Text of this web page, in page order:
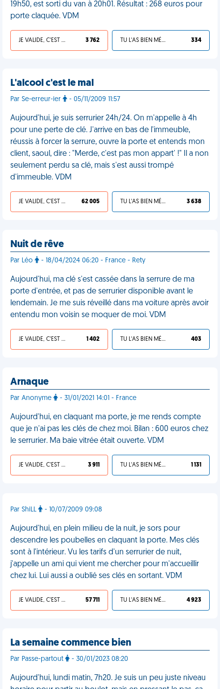
19h50, est sorti du van à 20h01. Résultat : 268 euros pour
porte claquée. VDM
JE VALIDE, C'EST UNE VDM 3 762 TU L'AS BIEN MÉRITÉ 334
L'alcool c'est le mal
Par Se-erreur-ier - 05/11/2009 11:57
Aujourd'hui, je suis serrurier 24h/24. On m'appelle à 4h
pour une perte de clé. J'arrive en bas de l'immeuble,
réussis à forcer la serrure, ouvre la porte et entends mon
client, saoul, dire : "Merde, c'est pas mon appart' !" Il a non
seulement perdu sa clé, mais s'est aussi trompé
d'immeuble. VDM
JE VALIDE, C'EST UNE VDM 62 005 TU L'AS BIEN MÉRITÉ 3 638
Nuit de rêve
Par Léo - 18/04/2024 06:20 - France - Rety
Aujourd'hui, ma clé s'est cassée dans la serrure de ma
porte d'entrée, et pas de serrurier disponible avant le
lendemain. Je me suis réveillé dans ma voiture après avoir
entendu mon voisin se moquer de moi. VDM
JE VALIDE, C'EST UNE VDM 1 402 TU L'AS BIEN MÉRITÉ 403
Arnaque
Par Anonyme - 31/01/2021 14:01 - France
Aujourd'hui, en claquant ma porte, je me rends compte
que je n'ai pas les clés de chez moi. Bilan : 600 euros chez
le serrurier. Ma baie vitrée était ouverte. VDM
JE VALIDE, C'EST UNE VDM 3 911 TU L'AS BIEN MÉRITÉ 1 131
Par ShiLL - 10/07/2009 09:08
Aujourd'hui, en plein milieu de la nuit, je sors pour
descendre les poubelles en claquant la porte. Mes clés
sont à l'intérieur. Vu les tarifs d'un serrurier de nuit,
j'appelle un ami qui vient me chercher pour m'accueillir
chez lui. Lui aussi a oublié ses clés en sortant. VDM
JE VALIDE, C'EST UNE VDM 57 711 TU L'AS BIEN MÉRITÉ 4 923
La semaine commence bien
Par Passe-partout - 30/01/2023 08:20
Aujourd'hui, lundi matin, 7h20. Je suis un peu juste niveau